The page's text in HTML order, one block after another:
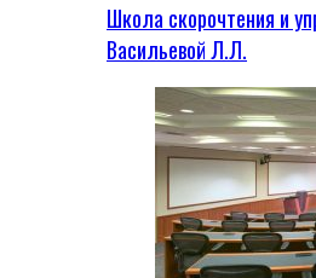
Школа скорочтения и
Васильевой Л.Л.